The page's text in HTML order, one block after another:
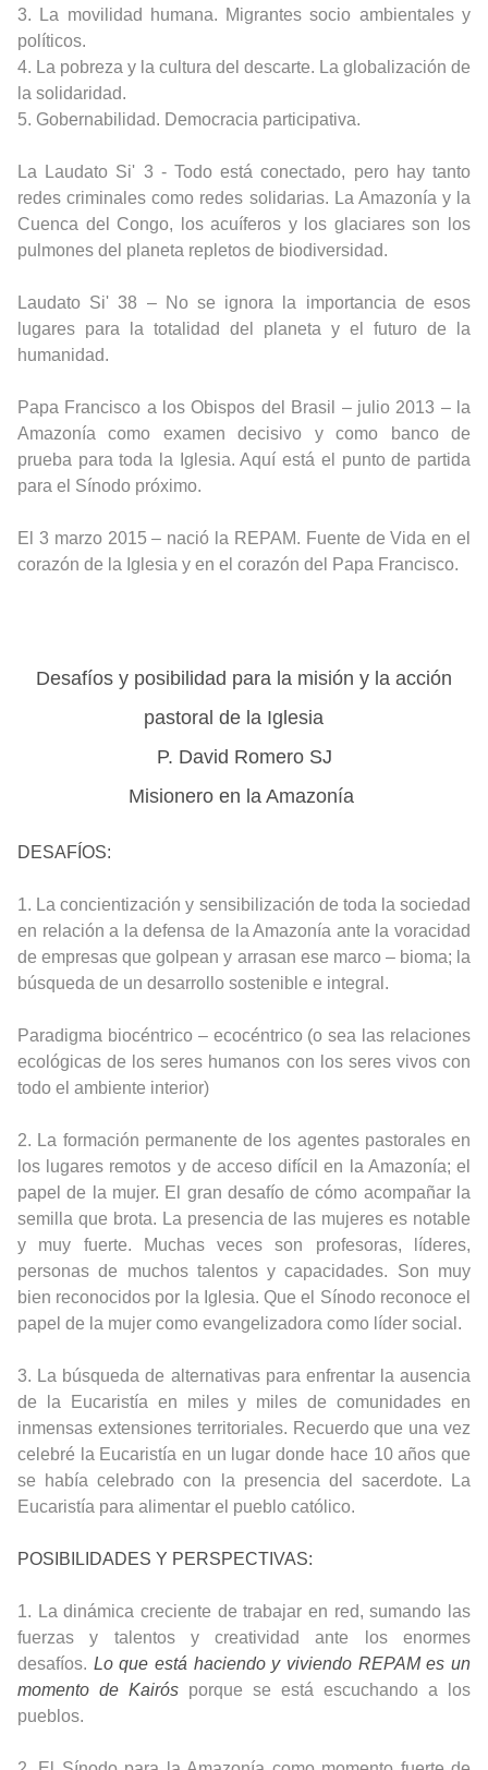
3. La movilidad humana. Migrantes socio ambientales y
políticos.
4. La pobreza y la cultura del descarte. La globalización de
la solidaridad.
5. Gobernabilidad. Democracia participativa.
La Laudato Si' 3 - Todo está conectado, pero hay tanto
redes criminales como redes solidarias. La Amazonía y la
Cuenca del Congo, los acuíferos y los glaciares son los
pulmones del planeta repletos de biodiversidad.
Laudato Si' 38 – No se ignora la importancia de esos
lugares para la totalidad del planeta y el futuro de la
humanidad.
Papa Francisco a los Obispos del Brasil – julio 2013 – la
Amazonía como examen decisivo y como banco de
prueba para toda la Iglesia. Aquí está el punto de partida
para el Sínodo próximo.
El 3 marzo 2015 – nació la REPAM. Fuente de Vida en el
corazón de la Iglesia y en el corazón del Papa Francisco.
Desafíos y posibilidad para la misión y la acción
pastoral de la Iglesia
P. David Romero SJ
Misionero en la Amazonía
DESAFÍOS:
1. La concientización y sensibilización de toda la sociedad
en relación a la defensa de la Amazonía ante la voracidad
de empresas que golpean y arrasan ese marco – bioma; la
búsqueda de un desarrollo sostenible e integral.
Paradigma biocéntrico – ecocéntrico (o sea las relaciones
ecológicas de los seres humanos con los seres vivos con
todo el ambiente interior)
2. La formación permanente de los agentes pastorales en
los lugares remotos y de acceso difícil en la Amazonía; el
papel de la mujer. El gran desafío de cómo acompañar la
semilla que brota. La presencia de las mujeres es notable
y muy fuerte. Muchas veces son profesoras, líderes,
personas de muchos talentos y capacidades. Son muy
bien reconocidos por la Iglesia. Que el Sínodo reconoce el
papel de la mujer como evangelizadora como líder social.
3. La búsqueda de alternativas para enfrentar la ausencia
de la Eucaristía en miles y miles de comunidades en
inmensas extensiones territoriales. Recuerdo que una vez
celebré la Eucaristía en un lugar donde hace 10 años que
se había celebrado con la presencia del sacerdote. La
Eucaristía para alimentar el pueblo católico.
POSIBILIDADES Y PERSPECTIVAS:
1. La dinámica creciente de trabajar en red, sumando las
fuerzas y talentos y creatividad ante los enormes
desafíos. Lo que está haciendo y viviendo REPAM esun
momento de Kairós porque se está escuchando a los
pueblos.